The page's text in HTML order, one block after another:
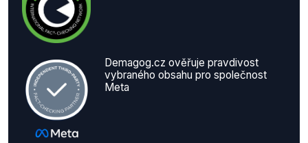
Demagog.cz ověřuje pravdivost
vybraného obsahu pro společnost
Meta